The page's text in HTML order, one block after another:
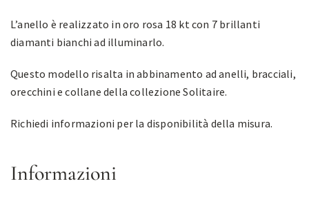
L’anello è realizzato in oro rosa 18 kt con 7 brillanti
diamanti bianchi ad illuminarlo.
Questo modello risalta in abbinamento ad anelli, bracciali,
orecchini e collane della collezione Solitaire.
Richiedi informazioni per la disponibilità della misura.
Informazioni